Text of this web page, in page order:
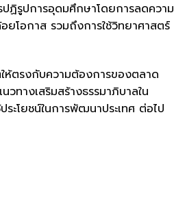
ปฏิรูปการอุดมศึกษาโดยการลดความ
ยโอกาส รวมถึงการใช้วิทยาศาสตร์
ห้ตรงกับความต้องการของตลาด
ทางเสริมสร้างธรรมาภิบาลใน
ะโยชน์ในการพัฒนาประเทศ ต่อไป